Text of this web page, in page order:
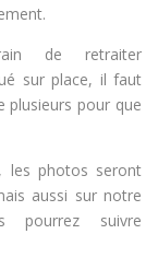
de retraiter
sur place, il faut
plusieurs pour que
les photos seront
aussi sur notre
pourrez suivre